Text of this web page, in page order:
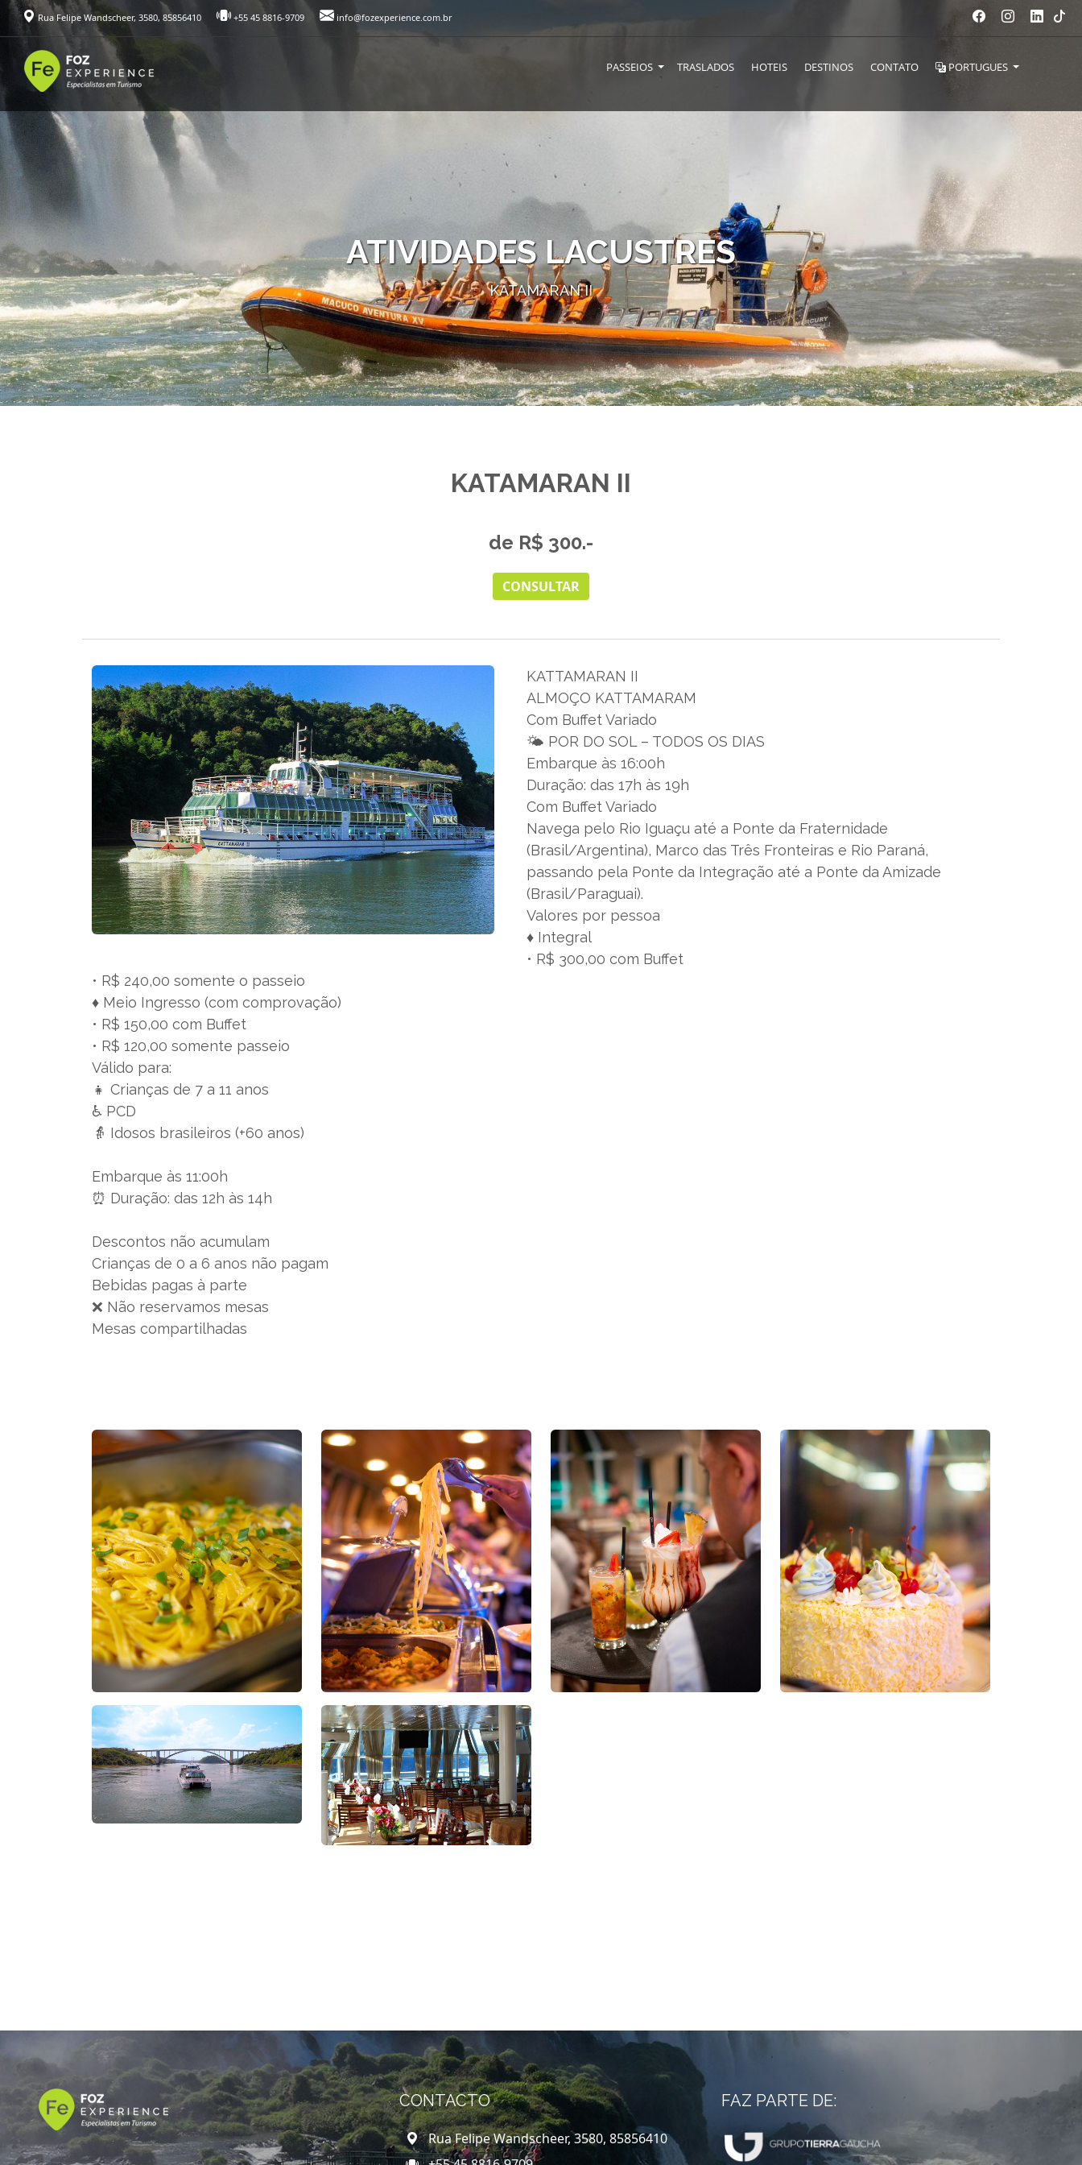
Rua Felipe Wandscheer, 3580, 85856410 +55 45 8816-9709 info@fozexperience.com.br
PASSEIOS TRASLADOS HOTEIS DESTINOS CONTATO PORTUGUES
ATIVIDADES LACUSTRES
KATAMARAN II
KATAMARAN II
de R$ 300.-
CONSULTAR
KATTAMARAN II
ALMOÇO KATTAMARAM
Com Buffet Variado
🌤 POR DO SOL – TODOS OS DIAS
Embarque às 16:00h
Duração: das 17h às 19h
Com Buffet Variado
Navega pelo Rio Iguaçu até a Ponte da Fraternidade
(Brasil/Argentina), Marco das Três Fronteiras e Rio Paraná,
passando pela Ponte da Integração até a Ponte da Amizade
(Brasil/Paraguai).
Valores por pessoa
♦️ Integral
• R$ 300,00 com Buffet
• R$ 240,00 somente o passeio
♦️ Meio Ingresso (com comprovação)
• R$ 150,00 com Buffet
• R$ 120,00 somente passeio
Válido para:
👧 Crianças de 7 a 11 anos
♿ PCD
👵 Idosos brasileiros (+60 anos)
Embarque às 11:00h
⏰ Duração: das 12h às 14h
Descontos não acumulam
Crianças de 0 a 6 anos não pagam
Bebidas pagas à parte
❌ Não reservamos mesas
Mesas compartilhadas
CONTACTO
Rua Felipe Wandscheer, 3580, 85856410
FAZ PARTE DE: